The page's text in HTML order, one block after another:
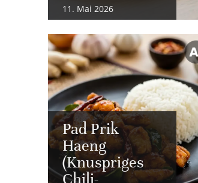
11. Mai 2026
Pad Prik
Haeng
(Knuspriges
Chili-